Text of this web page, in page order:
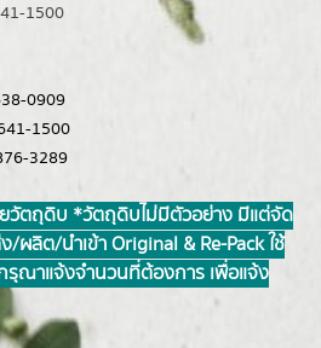
1500
0909
1500
3289
วัตถุดิบ *วัตถุดิบไม่มีตัวอย่าง มีแต่จัด
ลิต/นำเข้า Original & Re-Pack ใช้
รุณาแจ้งจำนวนที่ต้องการ เพื่อแจ้ง